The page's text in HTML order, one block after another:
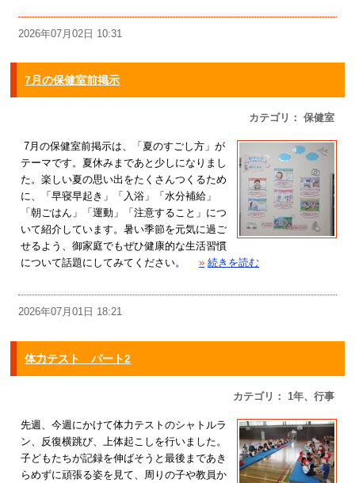
2026年07月02日 10:31
7月の保健室前掲示
カテゴリ： 保健室
7月の保健室前掲示は、「夏のすごし方」が
テーマです。夏休みまであと少しになりまし
た。楽しい夏の思い出をたくさんつくるため
に、「早寝早起き」「入浴」「水分補給」
「朝ごはん」「運動」「注意すること」につ
いて紹介しています。暑い季節を元気に過ご
せるよう、御家庭でもぜひ健康的な生活習慣
について話題にしてみてください。
» 続きを読む
2026年07月01日 18:21
体力テスト パート2
カテゴリ： 1年、行事
先週、今週にかけて体力テストのシャトルラ
ン、反復横跳び、上体起こしを行いました。
子どもたちが記録を伸ばそうと最後まであき
らめずに頑張る姿を見て、周りの子や教員か